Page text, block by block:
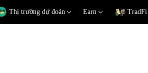
Thị trường dự đoán Earn TradFi